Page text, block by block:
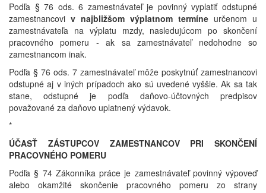
Podľa § 76 ods. 6 zamestnávateľ je povinný vyplatiť odstupné
zamestnancovi v najbližšom výplatnom termíne určenom u
zamestnávateľa na výplatu mzdy, nasledujúcom po skončení
pracovného pomeru - ak sa zamestnávateľ nedohodne so
zamestnancom inak.
Podľa § 76 ods. 7 zamestnávateľ môže poskytnúť zamestnancovi
odstupné aj v iných prípadoch ako sú uvedené vyššie. Ak sa tak
stane, odstupné je podľa daňovo-účtovných predpisov
považované za daňovo uplatnený výdavok.
*
ÚČASŤ ZÁSTUPCOV ZAMESTNANCOV PRI SKONČENÍ
PRACOVNÉHO POMERU
Podľa § 74 Zákonníka práce je zamestnávateľ povinný výpoveď
alebo okamžité skončenie pracovného pomeru zo strany